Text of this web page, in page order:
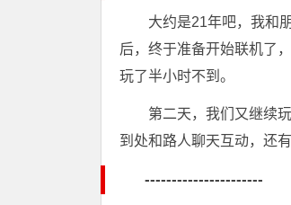
大约是21年吧，我和
后，终于准备开始联机了
玩了半小时不到。
第二天，我们又继续
到处和路人聊天互动，还
----------------------